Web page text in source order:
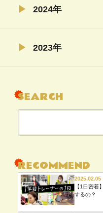
02月（4）
2024年
11月（5）
2023年
07月（6）
SEARCH
RECOMMEND
2025.02.05
【1日密着
するの？